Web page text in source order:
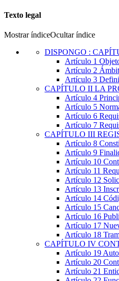
Texto legal
Mostrar índiceOcultar índice
DISPONGO :
Artículo 1
Artículo 2
Artículo 3
CAPÍTULO II LA
Artículo 4
Artículo 5
Artículo 6
Artículo 7
CAPÍTULO III
Artículo 8
Artículo 9
Artículo 10
Artículo 11
Artículo 12
Artículo 13
Artículo 14
Artículo 15
Artículo 16
Artículo 17
Artículo 18
CAPÍTULO IV
Artículo 19
Artículo 20
Artículo 21